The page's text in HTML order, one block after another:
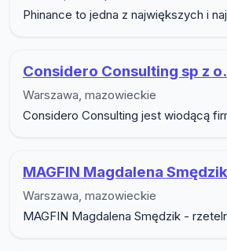
Phinance to jedna z największych i
Considero Consulting sp z
Warszawa, mazowieckie
Considero Consulting jest wiodącą
MAGFIN Magdalena Smędzik
Warszawa, mazowieckie
MAGFIN Magdalena Smędzik -